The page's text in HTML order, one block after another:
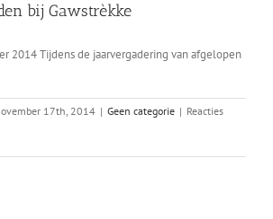
bij Gawstrèkke
2014 Tijdens de jaarvergadering van afgelopen
17th, 2014 | Geen categorie | Reacties